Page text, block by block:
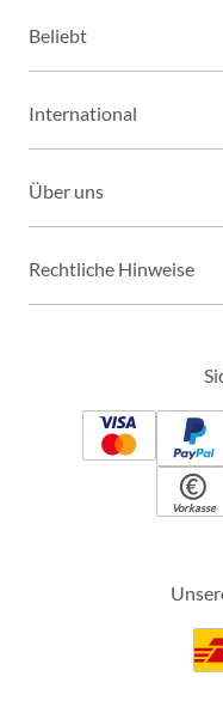
Beliebt
International
Über uns
Rechtliche Hinweise
Vorkasse